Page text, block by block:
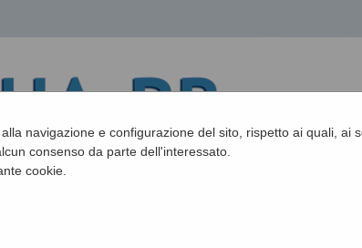
navigazione e configurazione del sito, rispetto ai quali, ai
consenso da parte dell'interessato.
cookie.